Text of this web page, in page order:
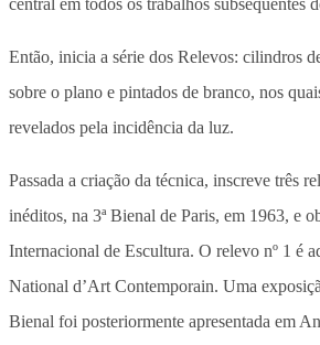
Então, inicia a série dos Relevos: cilindros
sobre o plano e pintados de branco, nos
revelados pela incidência da luz.
Passada a criação da técnica, inscreve três
inéditos, na 3ª Bienal de Paris, em 1963, e
Internacional de Escultura. O relevo nº 1 é
National d’Art Contemporain. Uma
Bienal foi posteriormente apresentada em